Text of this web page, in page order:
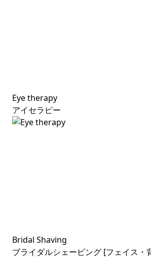
Eye therapy
アイセラピー
Bridal Shaving
ブライダルシェービング [フェイス・